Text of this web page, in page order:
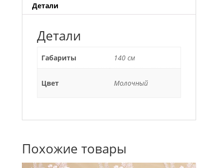
Детали
Детали
Габариты 140 см
Цвет Молочный
Похожие товары